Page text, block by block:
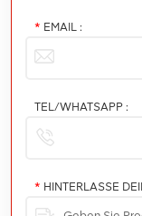
* EMAIL :
TEL/WHATSAPP :
* HINTERLASSE